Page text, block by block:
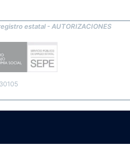
estatal - AUTORIZACIONES